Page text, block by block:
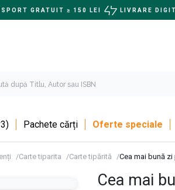
GRATUIT ≥ 150 LEI LIVRARE
Pachete cărți Oferte speciale
Carte tiparita Carte tipărită Cea mai bună
Cea mai